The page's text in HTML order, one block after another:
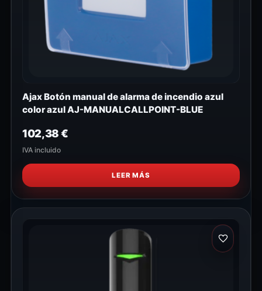
Ajax Botón manual de alarma de incendio azul
color azul AJ-MANUALCALLPOINT-BLUE
102,38€
IVA incluido
LEER MÁS